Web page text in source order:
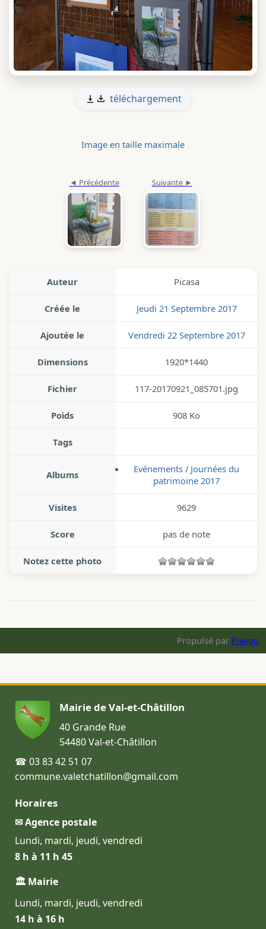
téléchargement
Image en taille maximale
Auteur Picasa
Créée le Jeudi 21 Septembre 2017
Ajoutée le Vendredi 22 Septembre 2017
Dimensions 1920*1440
Fichier 117-20170921_085701.jpg
Poids 908 Ko
Tags
Albums Evénements / Journées du
patrimoine 2017
Visites 9629
Score pas de note
Notez cette photo
Propulsé par Piwigo
Mairie de Val-et-Châtillon
40 Grande Rue
54480 Val-et-Châtillon
☎ 03 83 42 51 07
commune.valetchatillon@gmail.com
Horaires
✉ Agence postale
Lundi, mardi, jeudi, vendredi
8 h à 11 h 45
🏛 Mairie
Lundi, mardi, jeudi, vendredi
14 h à 16 h